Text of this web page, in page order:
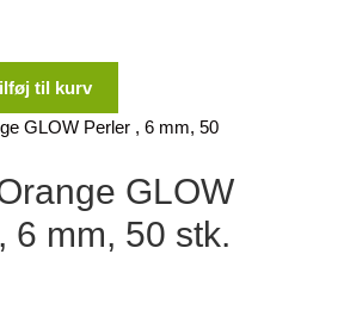
til kurv
GLOW
6 mm, 50 stk.